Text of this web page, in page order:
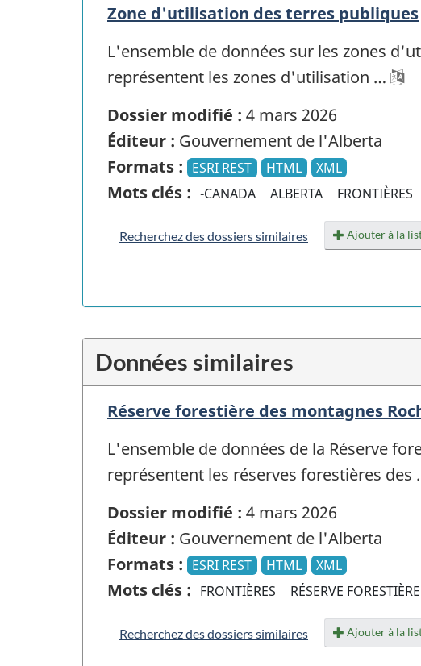
Zone d'utilisation des terres publiques
L'ensemble de données sur les zones
représentent les zones d'utilisation …
Dossier modifié : 4 mars 2026
Éditeur : Gouvernement de l'Alberta
Formats : ESRI REST HTML XML
Mots clés : -CANADA ALBERTA FRONTIÈRES
Recherchez des dossiers similaires Ajouter à la
Données similaires
Réserve forestière des montagnes
L'ensemble de données de la Réserve
représentent les réserves forestières des
Dossier modifié : 4 mars 2026
Éditeur : Gouvernement de l'Alberta
Formats : ESRI REST HTML XML
Mots clés : FRONTIÈRES RÉSERVE
Recherchez des dossiers similaires Ajouter à la